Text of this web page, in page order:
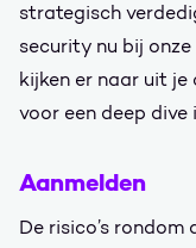
strategisch
security nu bij
kijken er naar uit
voor een deep
Aanmelden
De risico’s